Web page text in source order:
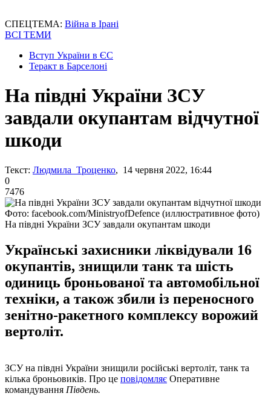
СПЕЦТЕМА: Війна в Ірані
ВСІ ТЕМИ
Вступ України в ЄС
Теракт в Барселоні
На півдні України ЗСУ
завдали окупантам відчутної
шкоди
Текст: Людмила Троценко, 14 червня 2022, 16:44
0
7476
Фото: facebook.com/MinistryofDefence (иллюстративное фото)
На півдні України ЗСУ завдали окупантам шкоди
Українські захисники ліквідували 16
окупантів, знищили танк та шість
одиниць броньованої та автомобільної
техніки, а також збили із переносного
зенітно-ракетного комплексу ворожий
вертоліт.
ЗСУ на півдні України знищили російські вертоліт, танк та
кілька броньовиків. Про це повідомляє Оперативне
командування Південь.